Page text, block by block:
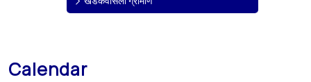
Calendar